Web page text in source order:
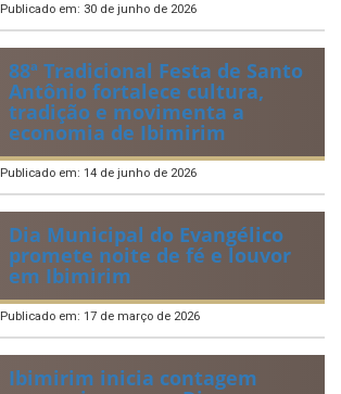
Publicado em: 30 de junho de 2026
88ª Tradicional Festa de Santo
Antônio fortalece cultura,
tradição e movimenta a
economia de Ibimirim
Publicado em: 14 de junho de 2026
Dia Municipal do Evangélico
promete noite de fé e louvor
em Ibimirim
Publicado em: 17 de março de 2026
Ibimirim inicia contagem